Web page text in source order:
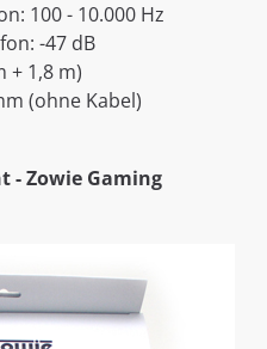
100 - 10.000 Hz
-47 dB
+ 1,8 m)
(ohne Kabel)
- Zowie Gaming